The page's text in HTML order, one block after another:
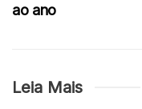
ao ano
Leia Mais